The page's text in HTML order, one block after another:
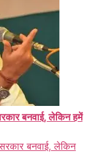
बनवाई, लेकिन हमें
बनवाई, लेकिन